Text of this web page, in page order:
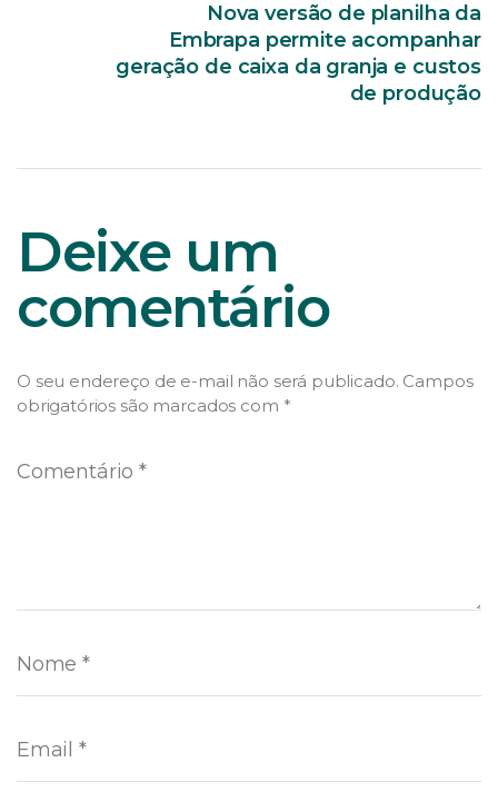
Nova versão de planilha da
Embrapa permite acompanhar
geração de caixa da granja e custos
de produção
Deixe um
comentário
O seu endereço de e-mail não será publicado. Campos
obrigatórios são marcados com *